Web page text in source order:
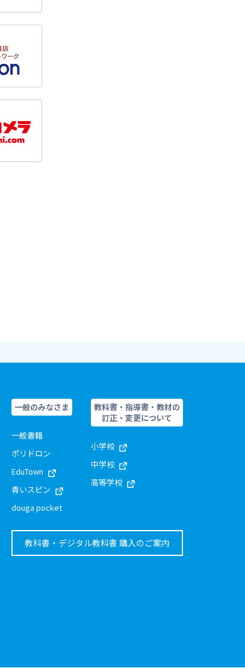
一般のみなさま
一般書籍
ポリドロン
EduTown
青いスピン
douga pocket
教科書・指導書・教材の
訂正・変更について
小学校
中学校
高等学校
教科書・デジタル教科書 購入のご案内